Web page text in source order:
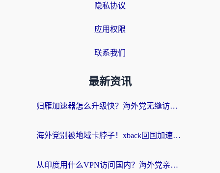
隐私协议
应用权限
联系我们
最新资讯
归雁加速器怎么升级快？海外党无缝访问国内资源的全攻略（附免费VPN推荐Dcard热门款）
海外党别被地域卡脖子！xback回国加速器选择全攻略，轻松刷剧玩国服
从印度用什么VPN访问国内？海外党亲测的无缝回国上网指南